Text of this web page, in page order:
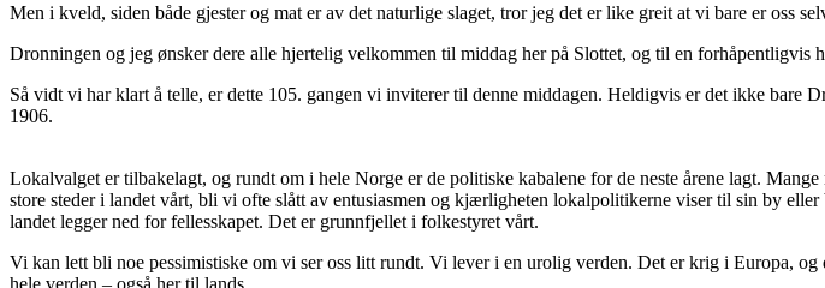
Men i kveld, siden både gjester og mat er av det naturlige slaget, tror jeg det er like greit at vi bare er oss
Dronningen og jeg ønsker dere alle hjertelig velkommen til middag her på Slottet, og til en forhåpentligvis
Så vidt vi har klart å telle, er dette 105. gangen vi inviterer til denne middagen. Heldigvis er det ikke bare
1906.
Lokalvalget er tilbakelagt, og rundt om i hele Norge er de politiske kabalene for de neste årene lagt.
store steder i landet vårt, bli vi ofte slått av entusiasmen og kjærligheten lokalpolitikerne viser til sin by
landet legger ned for fellesskapet. Det er grunnfjellet i folkestyret vårt.
Vi kan lett bli noe pessimistiske om vi ser oss litt rundt. Vi lever i en urolig verden. Det er krig i Europa,
hele verden – også her til lands.